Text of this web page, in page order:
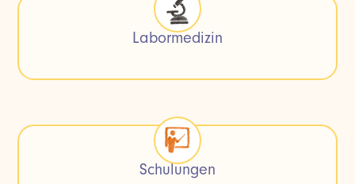
Labormedizin
Schulungen